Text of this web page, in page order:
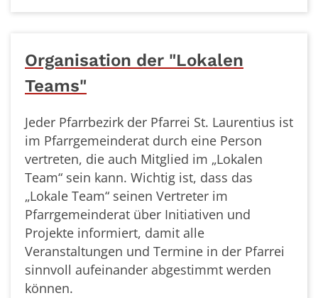
Organisation der "Lokalen
Teams"
Jeder Pfarrbezirk der Pfarrei St. Laurentius ist
im Pfarrgemeinderat durch eine Person
vertreten, die auch Mitglied im „Lokalen
Team“ sein kann. Wichtig ist, dass das
„Lokale Team“ seinen Vertreter im
Pfarrgemeinderat über Initiativen und
Projekte informiert, damit alle
Veranstaltungen und Termine in der Pfarrei
sinnvoll aufeinander abgestimmt werden
können.